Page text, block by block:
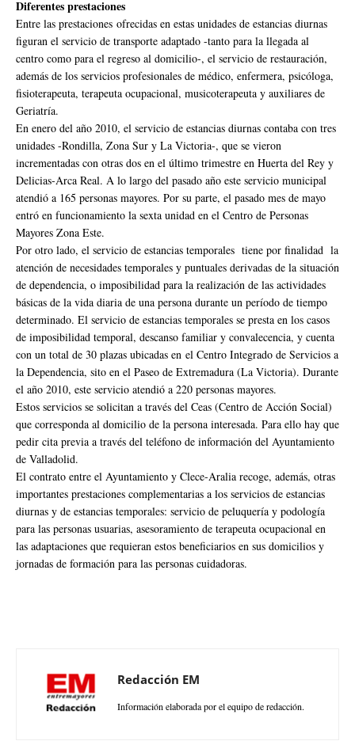
Diferentes prestaciones
Entre las prestaciones ofrecidas en estas unidades de estancias diurnas
figuran el servicio de transporte adaptado -tanto para la llegada al
centro como para el regreso al domicilio-, el servicio de restauración,
además de los servicios profesionales de médico, enfermera, psicóloga,
fisioterapeuta, terapeuta ocupacional, musicoterapeuta y auxiliares de
Geriatría.
En enero del año 2010, el servicio de estancias diurnas contaba con tres
unidades -Rondilla, Zona Sur y La Victoria-, que se vieron
incrementadas con otras dos en el último trimestre en Huerta del Rey y
Delicias-Arca Real. A lo largo del pasado año este servicio municipal
atendió a 165 personas mayores. Por su parte, el pasado mes de mayo
entró en funcionamiento la sexta unidad en el Centro de Personas
Mayores Zona Este.
Por otro lado, el servicio de estancias temporales tiene por finalidad la
atención de necesidades temporales y puntuales derivadas de la situación
de dependencia, o imposibilidad para la realización de las actividades
básicas de la vida diaria de una persona durante un período de tiempo
determinado. El servicio de estancias temporales se presta en los casos
de imposibilidad temporal, descanso familiar y convalecencia, y cuenta
con un total de 30 plazas ubicadas en el Centro Integrado de Servicios a
la Dependencia, sito en el Paseo de Extremadura (La Victoria). Durante
el año 2010, este servicio atendió a 220 personas mayores.
Estos servicios se solicitan a través del Ceas (Centro de Acción Social)
que corresponda al domicilio de la persona interesada. Para ello hay que
pedir cita previa a través del teléfono de información del Ayuntamiento
de Valladolid.
El contrato entre el Ayuntamiento y Clece-Aralia recoge, además, otras
importantes prestaciones complementarias a los servicios de estancias
diurnas y de estancias temporales: servicio de peluquería y podología
para las personas usuarias, asesoramiento de terapeuta ocupacional en
las adaptaciones que requieran estos beneficiarios en sus domicilios y
jornadas de formación para las personas cuidadoras.
Redacción EM
Información elaborada por el equipo de redacción.